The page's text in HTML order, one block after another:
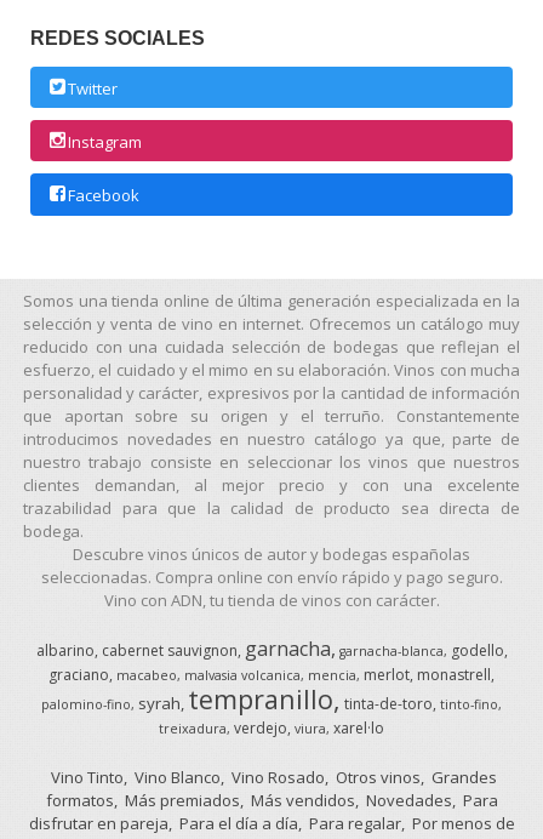
REDES SOCIALES
Twitter
Instagram
Facebook
Somos una tienda online de última generación especializada en la
selección y venta de vino en internet. Ofrecemos un catálogo muy
reducido con una cuidada selección de bodegas que reflejan el
esfuerzo, el cuidado y el mimo en su elaboración. Vinos con mucha
personalidad y carácter, expresivos por la cantidad de información
que aportan sobre su origen y el terruño. Constantemente
introducimos novedades en nuestro catálogo ya que, parte de
nuestro trabajo consiste en seleccionar los vinos que nuestros
clientes demandan, al mejor precio y con una excelente
trazabilidad para que la calidad de producto sea directa de
bodega.
Descubre vinos únicos de autor y bodegas españolas
seleccionadas. Compra online con envío rápido y pago seguro.
Vino con ADN, tu tienda de vinos con carácter.
albarino cabernet sauvignon garnacha garnacha-blanca
godello
graciano macabeo malvasia volcanica mencia merlot monastrell
palomino-fino syrah tempranillo tinta-de-toro tinto-fino
treixadura verdejo viura xarel·lo
Vino Tinto Vino Blanco Vino Rosado Otros vinos Grandes
formatos Más premiados Más vendidos Novedades Para
disfrutar en pareja Para el día a día Para regalar Por menos de